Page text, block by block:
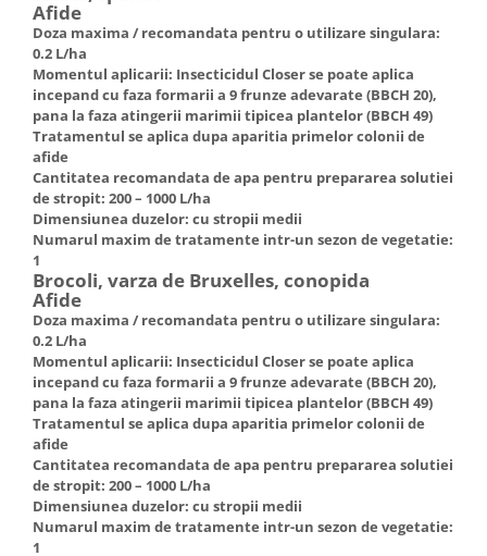
Afide
Doza maxima / recomandata pentru o utilizare singulara:
0.2 L/ha
Momentul aplicarii: Insecticidul Closer se poate aplica
incepand cu faza formarii a 9 frunze adevarate (BBCH 20),
pana la faza atingerii marimii tipicea plantelor (BBCH 49)
Tratamentul se aplica dupa aparitia primelor colonii de
afide
Cantitatea recomandata de apa pentru prepararea solutiei
de stropit: 200 – 1000 L/ha
Dimensiunea duzelor: cu stropii medii
Numarul maxim de tratamente intr-un sezon de vegetatie:
1
Brocoli, varza de Bruxelles, conopida
Afide
Doza maxima / recomandata pentru o utilizare singulara:
0.2 L/ha
Momentul aplicarii: Insecticidul Closer se poate aplica
incepand cu faza formarii a 9 frunze adevarate (BBCH 20),
pana la faza atingerii marimii tipicea plantelor (BBCH 49)
Tratamentul se aplica dupa aparitia primelor colonii de
afide
Cantitatea recomandata de apa pentru prepararea solutiei
de stropit: 200 – 1000 L/ha
Dimensiunea duzelor: cu stropii medii
Numarul maxim de tratamente intr-un sezon de vegetatie:
1